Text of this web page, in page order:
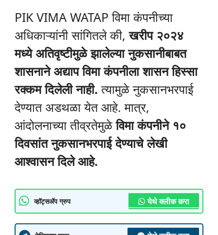
PIK VIMA WATAP विमा कंपनीच्या
अधिकाऱ्यांनी सांगितले की,खरीप २०२४
मध्ये अतिवृष्टीमुळे झालेल्या नुकसानीबाबत
शासनाने अद्याप विमा कंपनीला शासन हिस्सा
रक्कम दिलेली नाही. त्यामुळे नुकसानभरपाई
देण्यात अडथळा येत आहे. मात्र,
आंदोलनाच्या तीव्रतेमुळेविमा कंपनीने १०
दिवसांत नुकसानभरपाई देण्याचे लेखी
आश्वासन दिले आहे.
व्हॉट्सॲप ग्रुप येथे क्लीक करा